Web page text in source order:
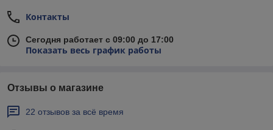
Контакты
Сегодня работает с 09:00 до 17:00
Показать весь график работы
Отзывы о магазине
22 отзывов за всё время